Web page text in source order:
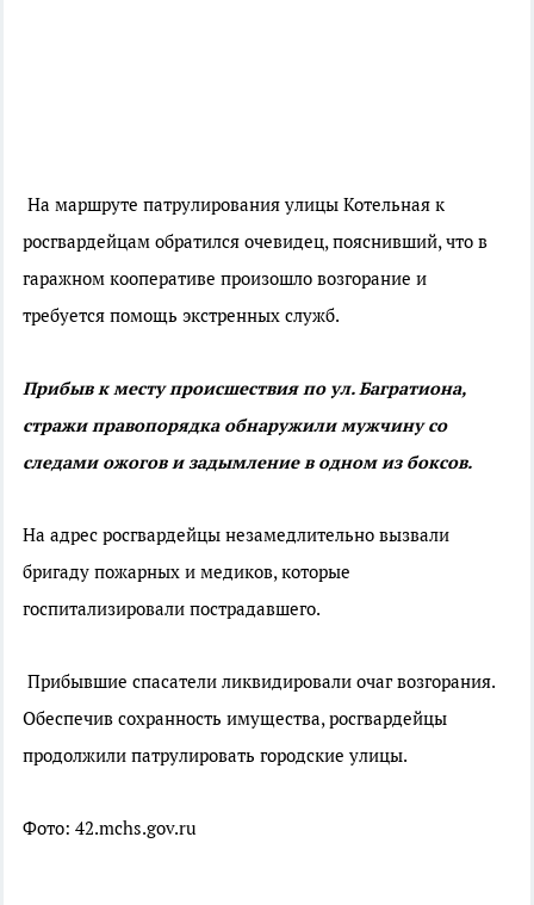
На маршруте патрулирования улицы Котельная к
росгвардейцам обратился очевидец, пояснивший, что в
гаражном кооперативе произошло возгорание и
требуется помощь экстренных служб.
Прибыв к месту происшествия по ул. Багратиона,
стражи правопорядка обнаружили мужчину со
следами ожогов и задымление в одном из боксов.
На адрес росгвардейцы незамедлительно вызвали
бригаду пожарных и медиков, которые
госпитализировали пострадавшего.
Прибывшие спасатели ликвидировали очаг возгорания.
Обеспечив сохранность имущества, росгвардейцы
продолжили патрулировать городские улицы.
Фото: 42.mchs.gov.ru